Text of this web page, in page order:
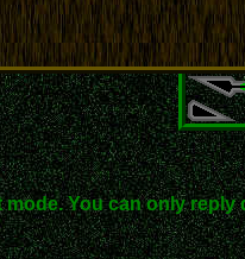
mode. You can only